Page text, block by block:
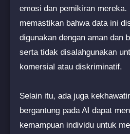
emosi dan pemikiran mereka.
memastikan bahwa data ini
digunakan dengan aman dan
serta tidak disalahgunakan
komersial atau diskriminatif.
Selain itu, ada juga
bergantung pada AI dapat
kemampuan individu untuk